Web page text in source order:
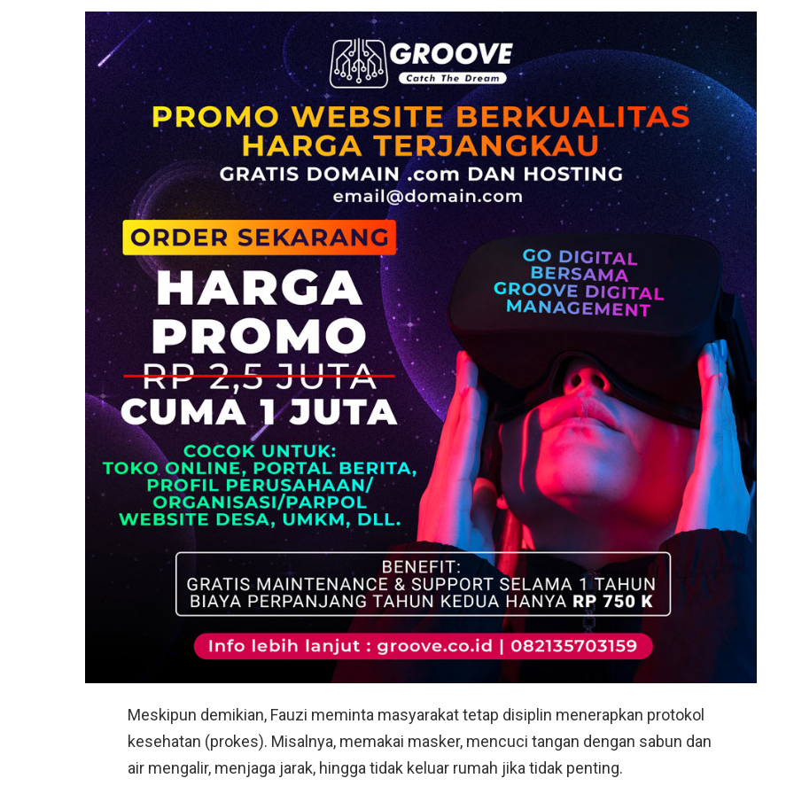
Meskipun demikian, Fauzi meminta masyarakat tetap disiplin menerapkan protokol
kesehatan (prokes). Misalnya, memakai masker, mencuci tangan dengan sabun dan
air mengalir, menjaga jarak, hingga tidak keluar rumah jika tidak penting.